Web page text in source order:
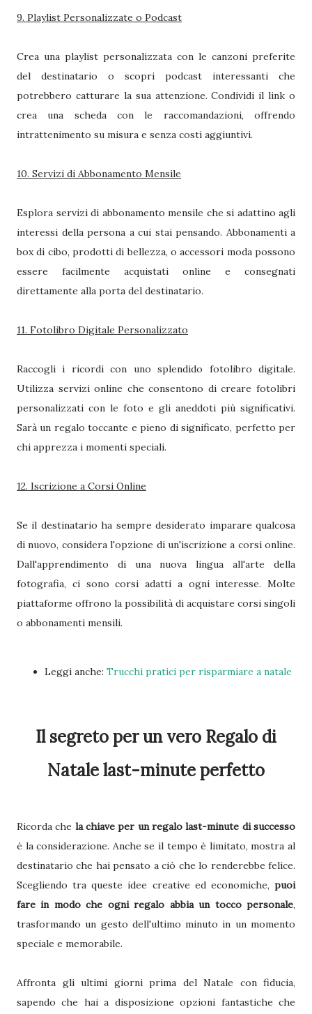
9. Playlist Personalizzate o Podcast
Crea una playlist personalizzata con le canzoni preferite
del destinatario o scopri podcast interessanti che
potrebbero catturare la sua attenzione. Condividi il link o
crea una scheda con le raccomandazioni, offrendo
intrattenimento su misura e senza costi aggiuntivi.
10. Servizi di Abbonamento Mensile
Esplora servizi di abbonamento mensile che si adattino agli
interessi della persona a cui stai pensando. Abbonamenti a
box di cibo, prodotti di bellezza, o accessori moda possono
essere facilmente acquistati online e consegnati
direttamente alla porta del destinatario.
11. Fotolibro Digitale Personalizzato
Raccogli i ricordi con uno splendido fotolibro digitale.
Utilizza servizi online che consentono di creare fotolibri
personalizzati con le foto e gli aneddoti più significativi.
Sarà un regalo toccante e pieno di significato, perfetto per
chi apprezza i momenti speciali.
12. Iscrizione a Corsi Online
Se il destinatario ha sempre desiderato imparare qualcosa
di nuovo, considera l'opzione di un'iscrizione a corsi online.
Dall'apprendimento di una nuova lingua all'arte della
fotografia, ci sono corsi adatti a ogni interesse. Molte
piattaforme offrono la possibilità di acquistare corsi singoli
o abbonamenti mensili.
Leggi anche: Trucchi pratici per risparmiare a natale
Il segreto per un vero Regalo di
Natale last-minute perfetto
Ricorda che la chiave per un regalo last-minute di successo
è la considerazione. Anche se il tempo è limitato, mostra al
destinatario che hai pensato a ciò che lo renderebbe felice.
Scegliendo tra queste idee creative ed economiche, puoi
fare in modo che ogni regalo abbia un tocco personale,
trasformando un gesto dell'ultimo minuto in un momento
speciale e memorabile.
Affronta gli ultimi giorni prima del Natale con fiducia,
sapendo che hai a disposizione opzioni fantastiche che